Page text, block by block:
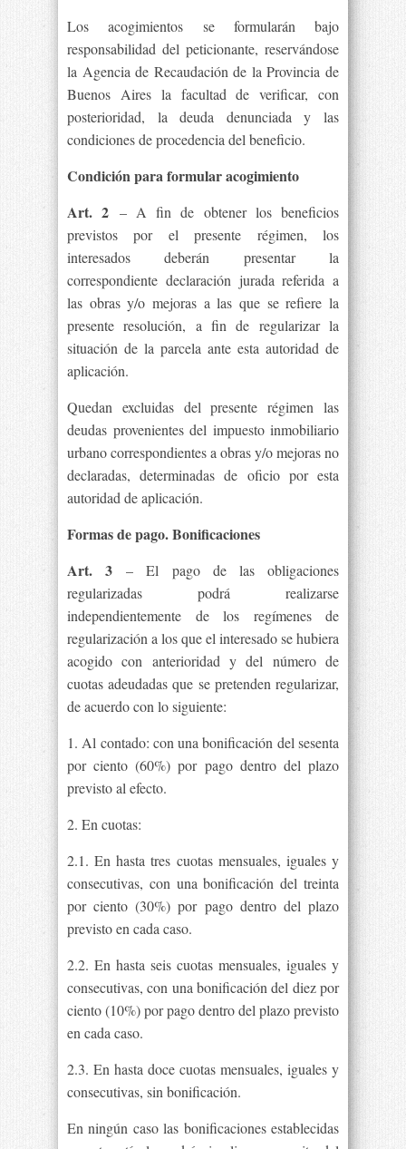
Los acogimientos se formularán bajo
responsabilidad del peticionante, reservándose
la Agencia de Recaudación de la Provincia de
Buenos Aires la facultad de verificar, con
posterioridad, la deuda denunciada y las
condiciones de procedencia del beneficio.
Condición para formular acogimiento
Art. 2 – A fin de obtener los beneficios
previstos por el presente régimen, los
interesados deberán presentar la
correspondiente declaración jurada referida a
las obras y/o mejoras a las que se refiere la
presente resolución, a fin de regularizar la
situación de la parcela ante esta autoridad de
aplicación.
Quedan excluidas del presente régimen las
deudas provenientes del impuesto inmobiliario
urbano correspondientes a obras y/o mejoras no
declaradas, determinadas de oficio por esta
autoridad de aplicación.
Formas de pago. Bonificaciones
Art. 3 – El pago de las obligaciones
regularizadas podrá realizarse
independientemente de los regímenes de
regularización a los que el interesado se hubiera
acogido con anterioridad y del número de
cuotas adeudadas que se pretenden regularizar,
de acuerdo con lo siguiente:
1. Al contado: con una bonificación del sesenta
por ciento (60%) por pago dentro del plazo
previsto al efecto.
2. En cuotas:
2.1. En hasta tres cuotas mensuales, iguales y
consecutivas, con una bonificación del treinta
por ciento (30%) por pago dentro del plazo
previsto en cada caso.
2.2. En hasta seis cuotas mensuales, iguales y
consecutivas, con una bonificación del diez por
ciento (10%) por pago dentro del plazo previsto
en cada caso.
2.3. En hasta doce cuotas mensuales, iguales y
consecutivas, sin bonificación.
En ningún caso las bonificaciones establecidas